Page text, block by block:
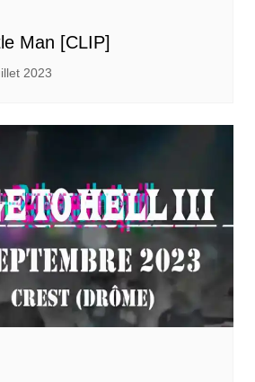
Man [CLIP]
2023